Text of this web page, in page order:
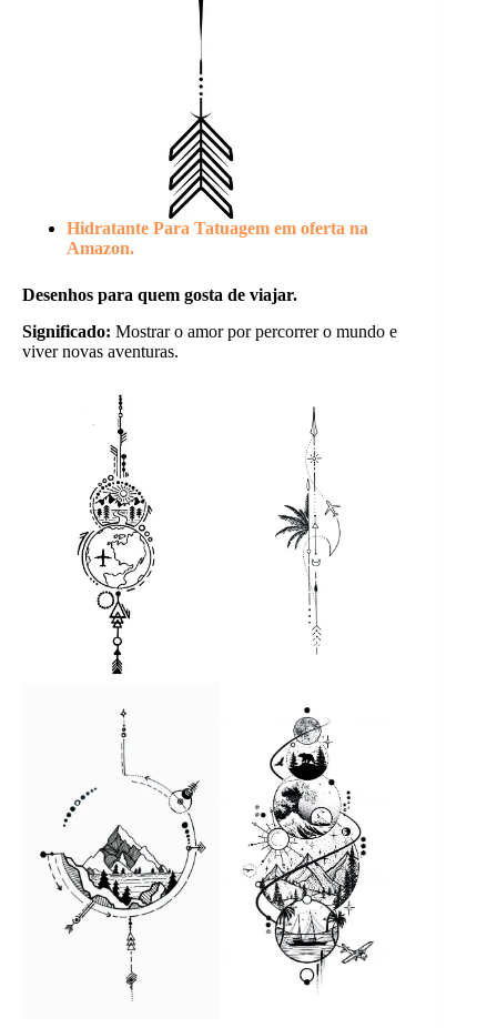
Hidratante Para Tatuagem em oferta na
Amazon.
Desenhos para quem gosta de viajar.
Significado: Mostrar o amor por percorrer o mundo e
viver novas aventuras.